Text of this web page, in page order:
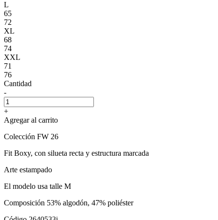
L
65
72
XL
68
74
XXL
71
76
Cantidad
-
+
Agregar al carrito
Colección FW 26
Fit Boxy, con silueta recta y estructura marcada
Arte estampado
El modelo usa talle M
Composición 53% algodón, 47% poliéster